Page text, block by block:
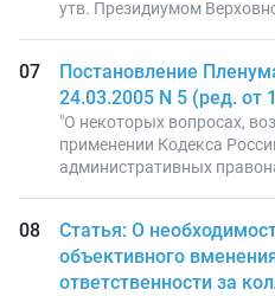
утв. Президиумом
Постановление
24.03.2005 N 5 (ред. от
"О некоторых вопросах,
применении Кодекса
административных
Статья: О
объективного
ответственности за